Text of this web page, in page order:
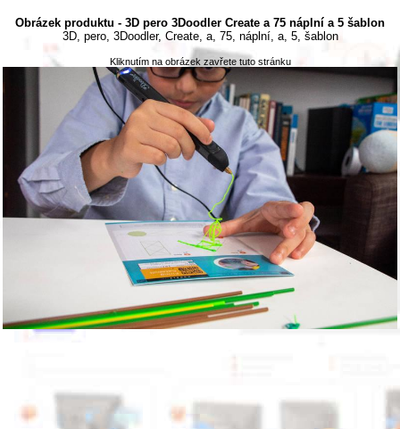
Obrázek produktu - 3D pero 3Doodler Create a 75 náplní a 5 šablon
3D, pero, 3Doodler, Create, a, 75, náplní, a, 5, šablon
Kliknutím na obrázek zavřete tuto stránku